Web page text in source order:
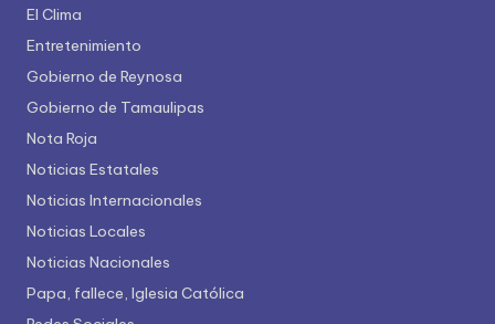
El Clima
Entretenimiento
Gobierno de Reynosa
Gobierno de Tamaulipas
Nota Roja
Noticias Estatales
Noticias Internacionales
Noticias Locales
Noticias Nacionales
Papa, fallece, Iglesia Católica